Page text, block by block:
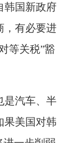
韩国新政府
，有必要进
等关税”豁
是汽车、半
果美国对韩